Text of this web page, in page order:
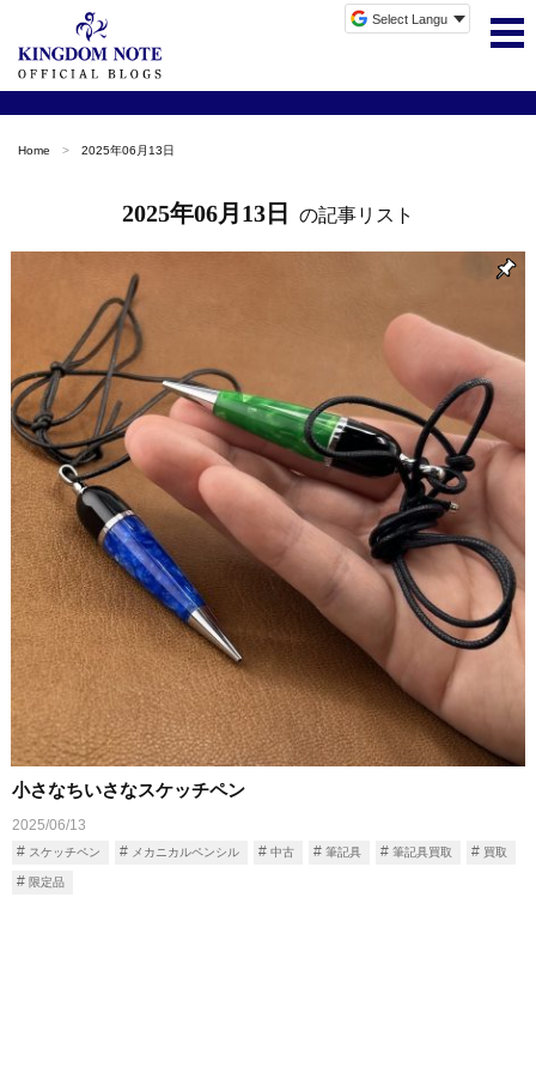
Home 2025年06月13日
2025年06月13日 の記事リスト
小さなちいさなスケッチペン
2025/06/13
スケッチペン メカニカルペンシル 中古 筆記具 筆記具買取 買取
限定品